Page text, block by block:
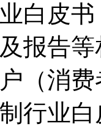
白皮
报告
（消
行业